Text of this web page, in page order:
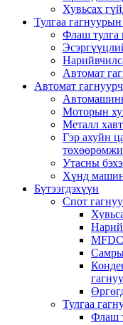
Хувьсах
Тулгаа
Флаш тулга
Автомат
Автомат
Моторын
Металл
Гэр ахуйн
Утасны
Хүнд машин
Бүтээгдэхүүн
Спот
Тулгаа
Флаш